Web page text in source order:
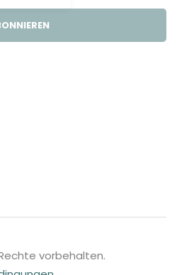
vorbehalten.